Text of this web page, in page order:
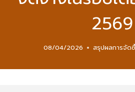
2569
08/04/2026 สรุปผลการจัด